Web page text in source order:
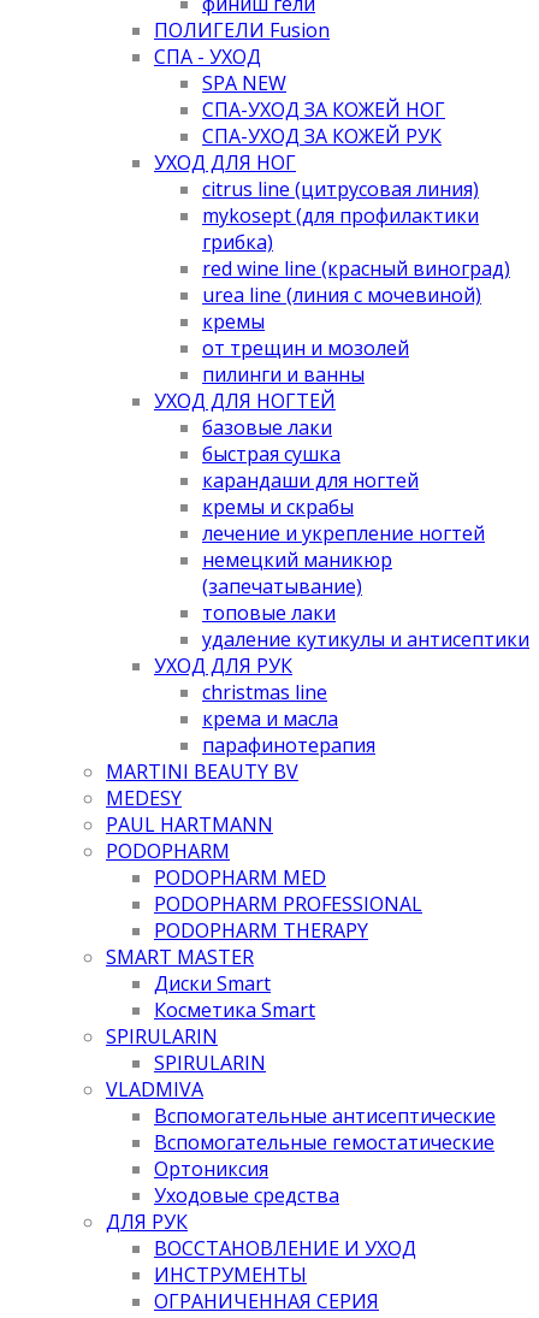
ПОЛИГЕЛИ Fusion
СПА - УХОД
SPA NEW
СПА-УХОД ЗА КОЖЕЙ НОГ
СПА-УХОД ЗА КОЖЕЙ РУК
УХОД ДЛЯ НОГ
citrus line (цитрусовая линия)
mykosept (для профилактики
грибка)
red wine line (красный виноград)
urea line (линия с мочевиной)
кремы
от трещин и мозолей
пилинги и ванны
УХОД ДЛЯ НОГТЕЙ
базовые лаки
быстрая сушка
карандаши для ногтей
кремы и скрабы
лечение и укрепление ногтей
немецкий маникюр
(запечатывание)
топовые лаки
удаление кутикулы и антисептики
УХОД ДЛЯ РУК
christmas line
крема и масла
парафинотерапия
MARTINI BEAUTY BV
MEDESY
PAUL HARTMANN
PODOPHARM
PODOPHARM MED
PODOPHARM PROFESSIONAL
PODOPHARM THERAPY
SMART MASTER
Диски Smart
Косметика Smart
SPIRULARIN
SPIRULARIN
VLADMIVA
Вспомогательные антисептические
Вспомогательные гемостатические
Ортониксия
Уходовые средства
ДЛЯ РУК
ВОССТАНОВЛЕНИЕ И УХОД
ИНСТРУМЕНТЫ
ОГРАНИЧЕННАЯ СЕРИЯ